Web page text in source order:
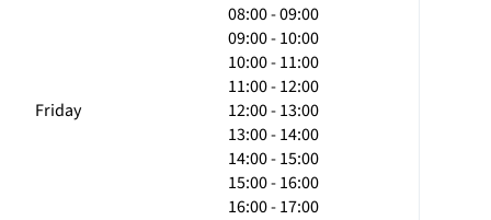
Friday
08:00 - 09:00
09:00 - 10:00
10:00 - 11:00
11:00 - 12:00
12:00 - 13:00
13:00 - 14:00
14:00 - 15:00
15:00 - 16:00
16:00 - 17:00